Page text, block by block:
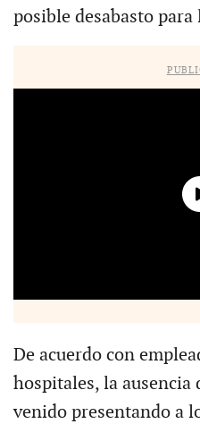
posible desabasto
De acuerdo con
hospitales, la ausencia
venido presentando a